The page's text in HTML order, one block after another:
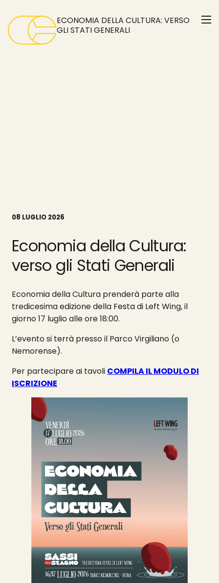
the
content
ECONOMIA DELLA CULTURA: VERSO
GLI STATI GENERALI
08 LUGLIO 2026
Economia della Cultura:
verso gli Stati Generali
Economia della Cultura prenderà parte alla
tredicesima edizione della Festa di Left Wing, il
giorno 17 luglio alle ore 18:00.
L’evento si terrà presso il Parco Virgiliano (o
Nemorense).
Per partecipare ai tavoli COMPILA IL MODULO DI
ISCRIZIONE